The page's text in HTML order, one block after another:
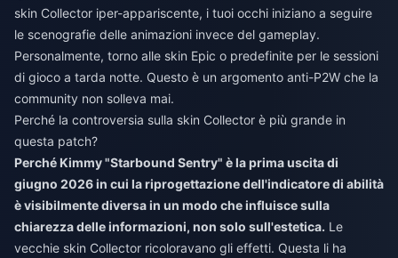
skin Collector iper-appariscente, i tuoi occhi iniziano a seguire
le scenografie delle animazioni invece del gameplay.
Personalmente, torno alle skin Epic o predefinite per le sessioni
di gioco a tarda notte. Questo è un argomento anti-P2W che la
community non solleva mai.
Perché la controversia sulla skin Collector è più grande in
questa patch?
Perché Kimmy "Starbound Sentry" è la prima uscita di
giugno 2026 in cui la riprogettazione dell'indicatore di abilità
è visibilmente diversa in un modo che influisce sulla
chiarezza delle informazioni, non solo sull'estetica. Le
vecchie skin Collector ricoloravano gli effetti. Questa li ha